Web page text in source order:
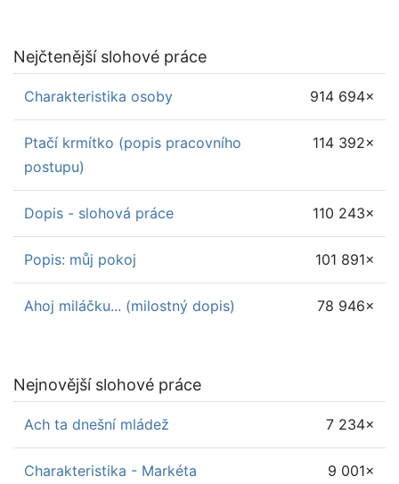
Nejčtenější slohové práce
Charakteristika osoby 914 694×
Ptačí krmítko (popis pracovního
postupu)
114 392×
Dopis - slohová práce 110 243×
Popis: můj pokoj 101 891×
Ahoj miláčku... (milostný dopis) 78 946×
Nejnovější slohové práce
Ach ta dnešní mládež 7 234×
Charakteristika - Markéta 9 001×